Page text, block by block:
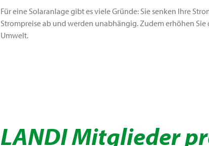
Für eine Solaranlage gibt es viele Gründe: Sie senken Ihre
Strompreise ab und werden unabhängig. Zudem erhöhen
Umwelt.
LANDI Mitglieder